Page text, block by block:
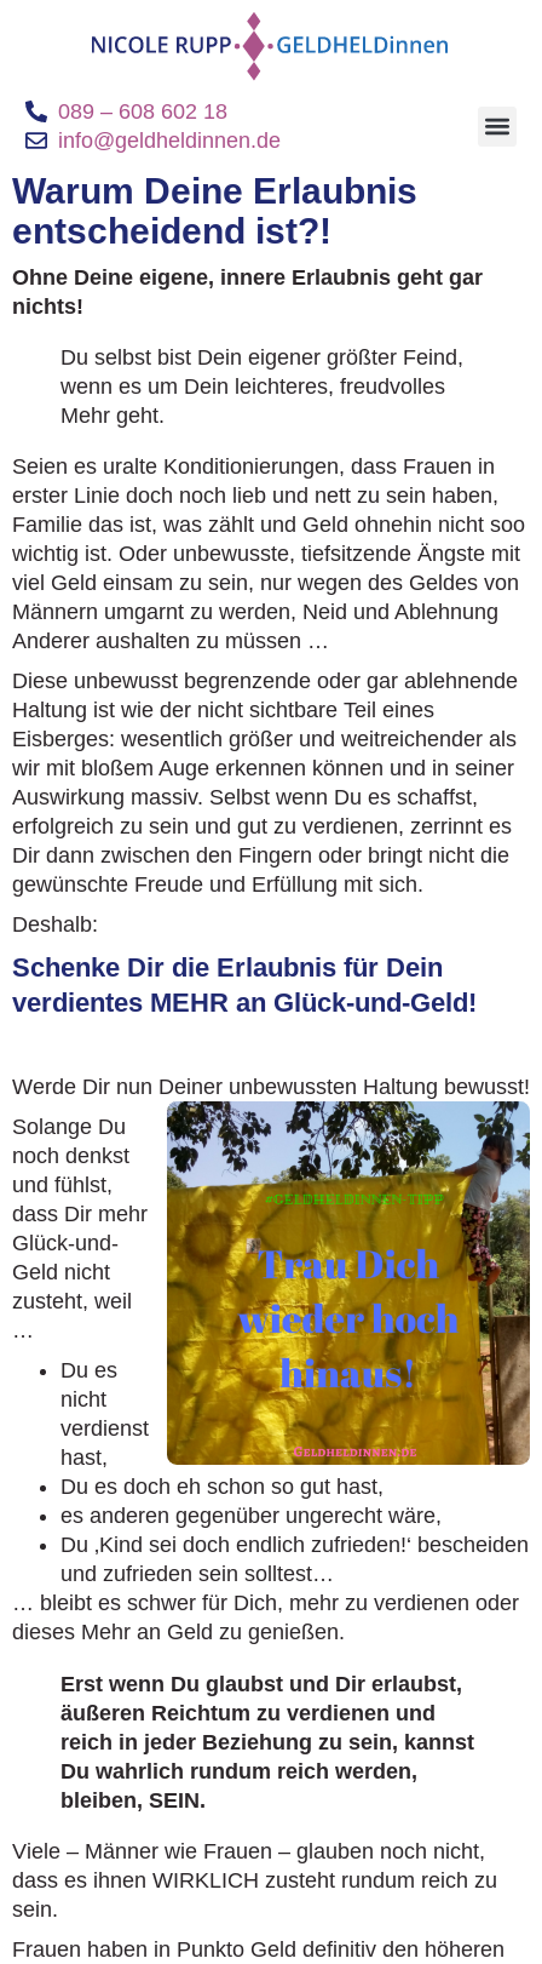
089 – 608 602 18
info@geldheldinnen.de
Warum Deine Erlaubnis
entscheidend ist?!
Ohne Deine eigene, innere Erlaubnis geht gar
nichts!
Du selbst bist Dein eigener größter Feind,
wenn es um Dein leichteres, freudvolles
Mehr geht.
Seien es uralte Konditionierungen, dass Frauen in
erster Linie doch noch lieb und nett zu sein haben,
Familie das ist, was zählt und Geld ohnehin nicht soo
wichtig ist. Oder unbewusste, tiefsitzende Ängste mit
viel Geld einsam zu sein, nur wegen des Geldes von
Männern umgarnt zu werden, Neid und Ablehnung
Anderer aushalten zu müssen …
Diese unbewusst begrenzende oder gar ablehnende
Haltung ist wie der nicht sichtbare Teil eines
Eisberges: wesentlich größer und weitreichender als
wir mit bloßem Auge erkennen können und in seiner
Auswirkung massiv. Selbst wenn Du es schaffst,
erfolgreich zu sein und gut zu verdienen, zerrinnt es
Dir dann zwischen den Fingern oder bringt nicht die
gewünschte Freude und Erfüllung mit sich.
Deshalb:
Schenke Dir die Erlaubnis für Dein
verdientes MEHR an Glück-und-Geld!
Werde Dir nun Deiner unbewussten Haltung bewusst!
Solange Du
noch denkst
und fühlst,
dass Dir mehr
Glück-und-
Geld nicht
zusteht, weil
…
Du es
nicht
verdienst
hast,
Du es doch eh schon so gut hast,
es anderen gegenüber ungerecht wäre,
Du ‚Kind sei doch endlich zufrieden!‘ bescheiden
und zufrieden sein solltest…
… bleibt es schwer für Dich, mehr zu verdienen oder
dieses Mehr an Geld zu genießen.
Erst wenn Du glaubst und Dir erlaubst,
äußeren Reichtum zu verdienen und
reich in jeder Beziehung zu sein, kannst
Du wahrlich rundum reich werden,
bleiben, SEIN.
Viele – Männer wie Frauen – glauben noch nicht,
dass es ihnen WIRKLICH zusteht rundum reich zu
sein.
Frauen haben in Punkto Geld definitiv den höheren